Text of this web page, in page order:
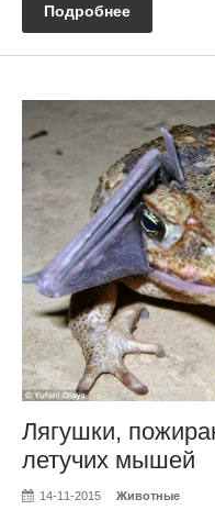
Подробнее
Лягушки,
летучих мышей
14-11-2015 Животные